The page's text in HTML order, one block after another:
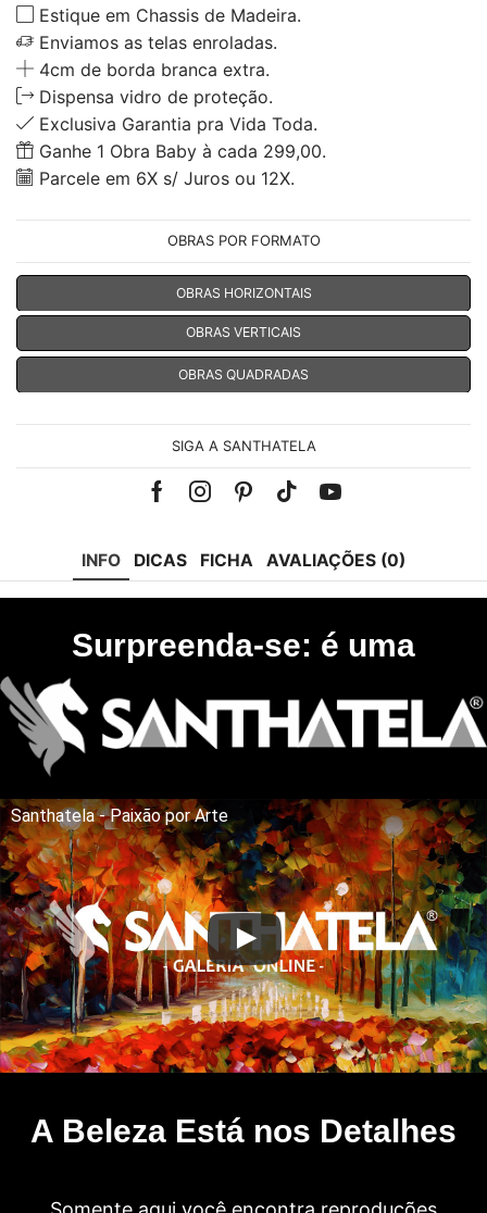
Estique em Chassis de Madeira.
Enviamos as telas enroladas.
4cm de borda branca extra.
Dispensa vidro de proteção.
Exclusiva Garantia pra Vida Toda.
Ganhe 1 Obra Baby à cada 299,00.
Parcele em 6X s/ Juros ou 12X.
OBRAS POR FORMATO
OBRAS HORIZONTAIS
OBRAS VERTICAIS
OBRAS QUADRADAS
SIGA A SANTHATELA
Facebook
Instagram
Pinterest
Tik-Youtube
INFO DICAS FICHA AVALIAÇÕES (0)
Surpreenda-se: é uma
Santhatela - Paixão por Arte
A Beleza Está nos Detalhes